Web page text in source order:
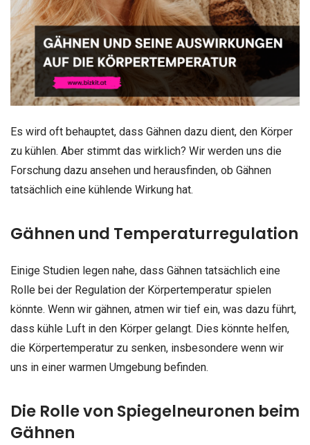
Es wird oft behauptet, dass Gähnen dazu dient, den Körper
zu kühlen. Aber stimmt das wirklich? Wir werden uns die
Forschung dazu ansehen und herausfinden, ob Gähnen
tatsächlich eine kühlende Wirkung hat.
Gähnen und Temperaturregulation
Einige Studien legen nahe, dass Gähnen tatsächlich eine
Rolle bei der Regulation der Körpertemperatur spielen
könnte. Wenn wir gähnen, atmen wir tief ein, was dazu führt,
dass kühle Luft in den Körper gelangt. Dies könnte helfen,
die Körpertemperatur zu senken, insbesondere wenn wir
uns in einer warmen Umgebung befinden.
Die Rolle von Spiegelneuronen beim
Gähnen